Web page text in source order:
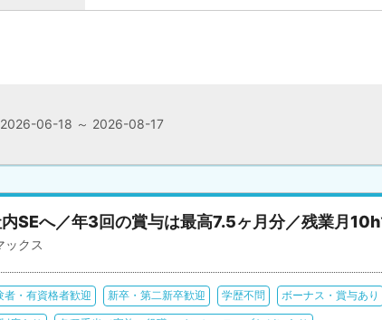
2026-06-18 ～ 2026-08-17
SEへ／年3回の賞与は最高7.5ヶ月分／残業月
ックス
者・有資格者歓迎 新卒・第二新卒歓迎 学歴不問 ボーナス・賞与あり